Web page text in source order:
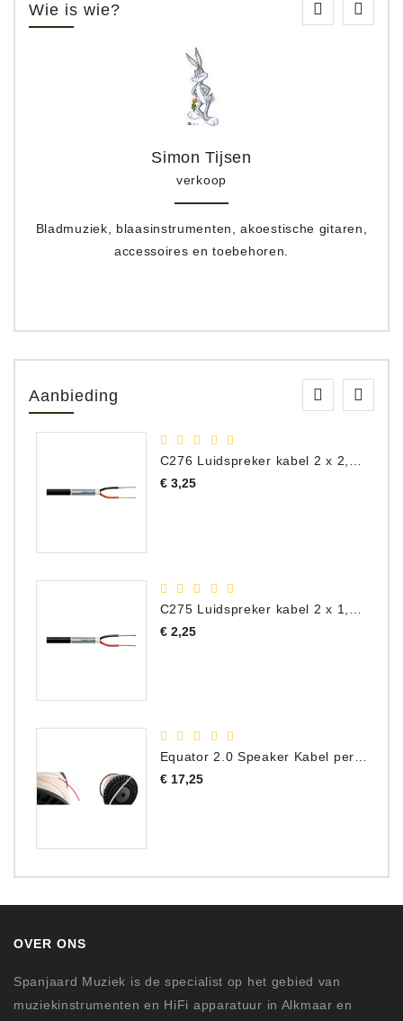
Wie is wie?
Simon Tijsen
verkoop
Bladmuziek, blaasinstrumenten, akoestische gitaren,
accessoires en toebehoren.
Aanbieding
C276 Luidspreker kabel 2 x 2,50 mm² (per meter)
€ 3,25Prijs
€ 2,25Prijs
Equator 2.0 Speaker Kabel per meter
€ 17,25Prijs
OVER ONS
Spanjaard Muziek is de specialist op het gebied van
muziekinstrumenten en HiFi apparatuur in Alkmaar en